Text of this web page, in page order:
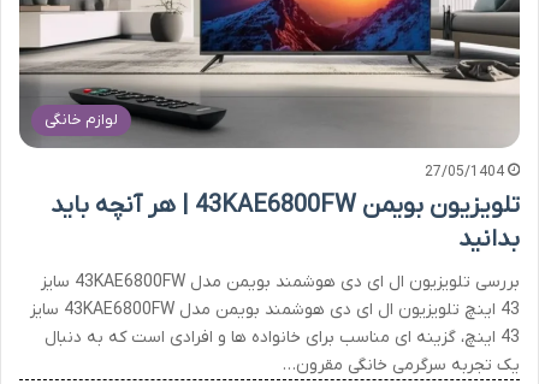
لوازم خانگی
27/05/1404
تلویزیون بویمن 43KAE6800FW | هر آنچه باید
بدانید
بررسی تلویزیون ال ای دی هوشمند بویمن مدل 43KAE6800FW سایز
43 اینچ تلویزیون ال ای دی هوشمند بویمن مدل 43KAE6800FW سایز
43 اینچ، گزینه ای مناسب برای خانواده ها و افرادی است که به دنبال
یک تجربه سرگرمی خانگی مقرون…